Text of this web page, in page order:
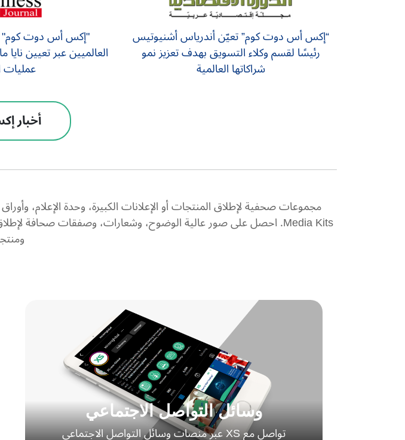
“إكس أس دوت كوم” تعيّن أندرياس أشنيوتيس
رئيسًا لقسم وكلاء التسويق بهدف تعزيز نمو
شراكاتها العالمية
"إكس أس دوت كوم"
العالميين عبر تعيين
عمليات
أخبار
وسائل التواصل الاجتماعي
تواصل مع XS عبر منصات وسائل التواصل الاجتماعي